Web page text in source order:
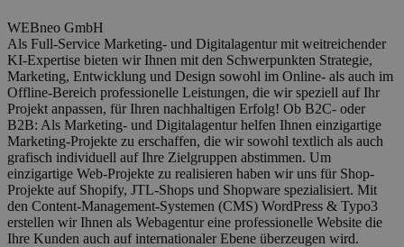
WEBneo GmbH
Als Full-Service Marketing- und Digitalagentur mit weitreichender
KI-Expertise bieten wir Ihnen mit den Schwerpunkten Strategie,
Marketing, Entwicklung und Design sowohl im Online- als auch im
Offline-Bereich professionelle Leistungen, die wir speziell auf Ihr
Projekt anpassen, für Ihren nachhaltigen Erfolg! Ob B2C- oder
B2B: Als Marketing- und Digitalagentur helfen Ihnen einzigartige
Marketing-Projekte zu erschaffen, die wir sowohl textlich als auch
grafisch individuell auf Ihre Zielgruppen abstimmen. Um
einzigartige Web-Projekte zu realisieren haben wir uns für Shop-
Projekte auf Shopify, JTL-Shops und Shopware spezialisiert. Mit
den Content-Management-Systemen (CMS) WordPress & Typo3
erstellen wir Ihnen als Webagentur eine professionelle Website die
Ihre Kunden auch auf internationaler Ebene überzeugen wird.